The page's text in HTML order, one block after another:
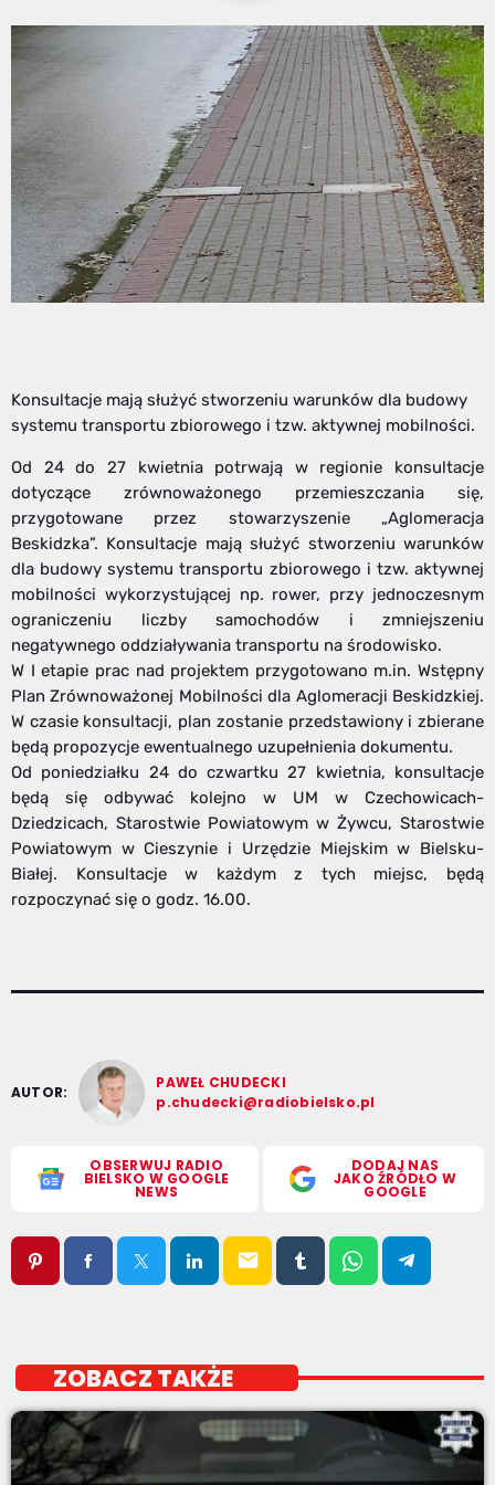
Konsultacje mają służyć stworzeniu warunków dla budowy
systemu transportu zbiorowego i tzw. aktywnej mobilności.
Od 24 do 27 kwietnia potrwają w regionie konsultacje
dotyczące zrównoważonego przemieszczania się,
przygotowane przez stowarzyszenie „Aglomeracja
Beskidzka”. Konsultacje mają służyć stworzeniu warunków
dla budowy systemu transportu zbiorowego i tzw. aktywnej
mobilności wykorzystującej np. rower, przy jednoczesnym
ograniczeniu liczby samochodów i zmniejszeniu
negatywnego oddziaływania transportu na środowisko.
W I etapie prac nad projektem przygotowano m.in. Wstępny
Plan Zrównoważonej Mobilności dla Aglomeracji Beskidzkiej.
W czasie konsultacji, plan zostanie przedstawiony i zbierane
będą propozycje ewentualnego uzupełnienia dokumentu.
Od poniedziałku 24 do czwartku 27 kwietnia, konsultacje
będą się odbywać kolejno w UM w Czechowicach-
Dziedzicach, Starostwie Powiatowym w Żywcu, Starostwie
Powiatowym w Cieszynie i Urzędzie Miejskim w Bielsku-
Białej. Konsultacje w każdym z tych miejsc, będą
rozpoczynać się o godz. 16.00.
AUTOR:
PAWEŁ CHUDECKI
p.chudecki@radiobielsko.pl
OBSERWUJ RADIO
BIELSKO W GOOGLE
NEWS
DODAJ NAS
JAKO ŹRÓDŁO W
GOOGLE
email
ZOBACZ TAKŻE